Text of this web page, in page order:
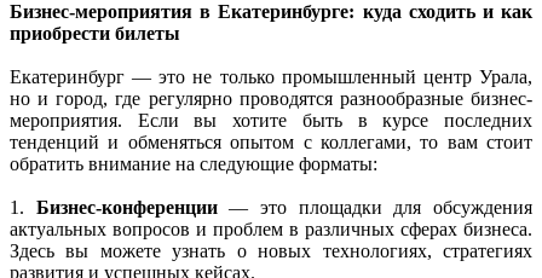
Бизнес-мероприятия в Екатеринбурге: куда сходить и как
приобрести билеты
Екатеринбург — это не только промышленный центр Урала,
но и город, где регулярно проводятся разнообразные бизнес-
мероприятия. Если вы хотите быть в курсе последних
тенденций и обменяться опытом с коллегами, то вам стоит
обратить внимание на следующие форматы:
1. Бизнес-конференции— это площадки для обсуждения
актуальных вопросов и проблем в различных сферах бизнеса.
Здесь вы можете узнать о новых технологиях, стратегиях
развития и успешных кейсах.